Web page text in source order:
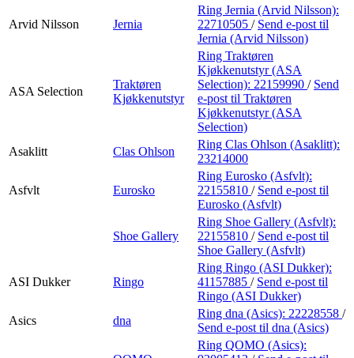
Arvid Nilsson Jernia
Ring Jernia (Arvid Nilsson):
22710505 / Send e-post til
Jernia (Arvid Nilsson)
ASA Selection
Traktøren
Kjøkkenutstyr
Ring Traktøren
Kjøkkenutstyr (ASA
Selection): 22159990 / Send
e-post til Traktøren
Kjøkkenutstyr (ASA
Selection)
Asaklitt
Clas Ohlson
Ring Clas Ohlson (Asaklitt):
23214000
Asfvlt Eurosko
Ring Eurosko (Asfvlt):
22155810 / Send e-post til
Eurosko (Asfvlt)
Shoe Gallery
Ring Shoe Gallery (Asfvlt):
22155810 / Send e-post til
Shoe Gallery (Asfvlt)
ASI Dukker Ringo
Ring Ringo (ASI Dukker):
41157885 / Send e-post til
Ringo (ASI Dukker)
Asics
dna
Ring dna (Asics): 22228558 /
Send e-post til dna (Asics)
Ring QOMO (Asics):